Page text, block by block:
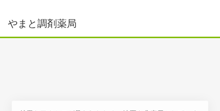
やまと調剤薬局